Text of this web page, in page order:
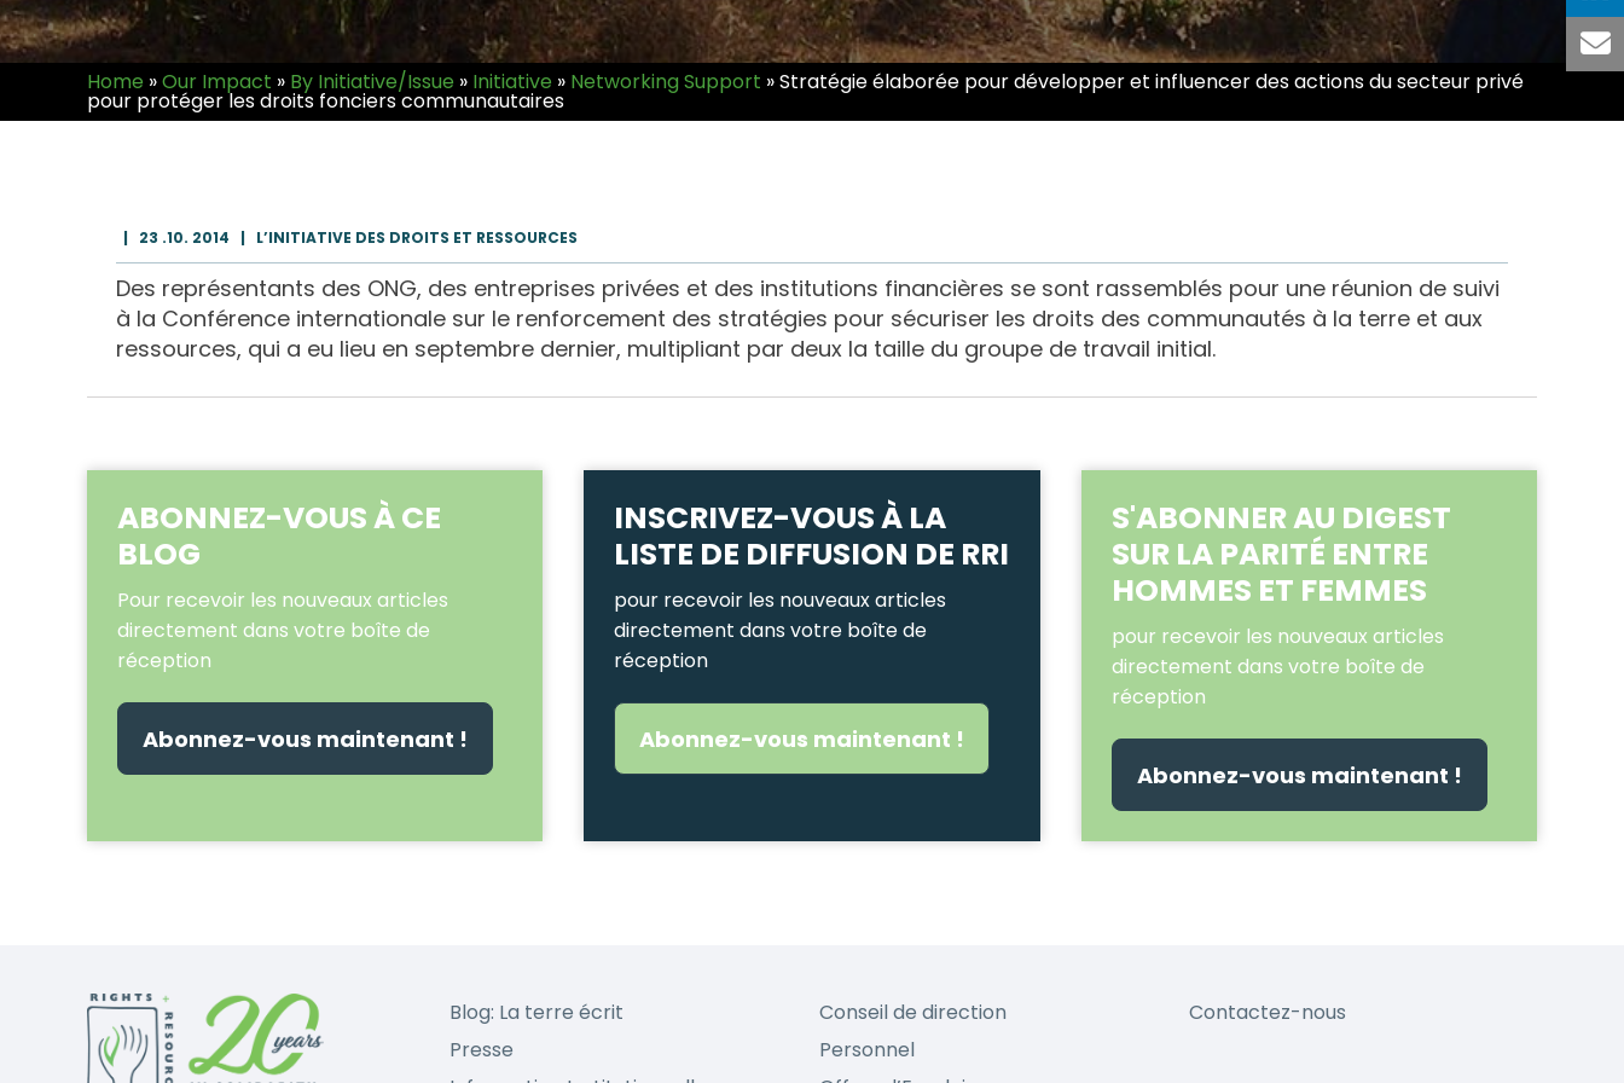
Home »Our Impact » By Initiative/Issue » Initiative » Networking Support »Stratégie élaborée pour développer et influencer des actions du secteur privé
pour protéger les droits fonciers communautaires
| 23 .10. 2014 | L’INITIATIVE DES DROITS ET RESSOURCES
Des représentants des ONG, des entreprises privées et des institutions financières se sont rassemblés pour une réunion de suivi
à la Conférence internationale sur le renforcement des stratégies pour sécuriser les droits des communautés à la terre et aux
ressources, qui a eu lieu en septembre dernier, multipliant par deux la taille du groupe de travail initial.
ABONNEZ-VOUS À CE
BLOG
Pour recevoir les nouveaux articles
directement dans votre boîte de
réception
Abonnez-vous maintenant !
INSCRIVEZ-VOUS À LA
LISTE DE DIFFUSION DE RRI
pour recevoir les nouveaux articles
directement dans votre boîte de
réception
Abonnez-vous maintenant !
S'ABONNER AU DIGEST
SUR LA PARITÉ ENTRE
HOMMES ET FEMMES
pour recevoir les nouveaux articles
directement dans votre boîte de
réception
Abonnez-vous maintenant !
Blog: La terre écrit
Presse
Conseil de direction
Personnel
Contactez-nous